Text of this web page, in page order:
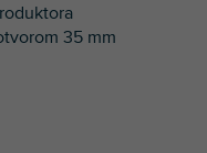
35 mm